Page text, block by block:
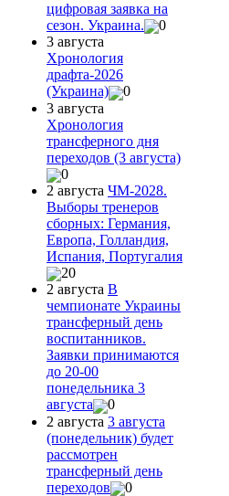
цифровая заявка на
сезон. Украина.
0
3 августа
Хронология
драфта-2026
(Украина)
0
3 августа
Хронология
трансферного дня
переходов (3 августа)
0
2 августа ЧМ-2028.
Выборы тренеров
сборных: Германия,
Европа, Голландия,
Испания, Португалия
20
2 августа В
чемпионате Украины
трансферный день
воспитанников.
Заявки принимаются
до 20-00
понедельника 3
августа
0
2 августа 3 августа
(понедельник) будет
рассмотрен
трансферный день
переходов
0